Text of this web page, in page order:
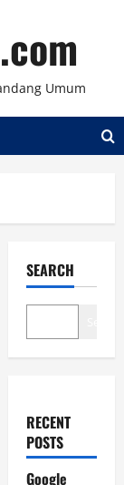
Umum
SEARCH
RECENT
POSTS
Google